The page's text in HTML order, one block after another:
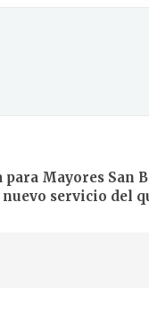
Mayores San
nuevo servicio del